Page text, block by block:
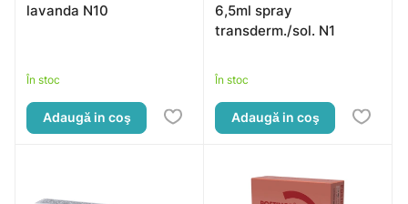
lavanda N10
În stoc
Adaugă in coş
6,5ml spray
transderm./sol. N1
În stoc
Adaugă in coş